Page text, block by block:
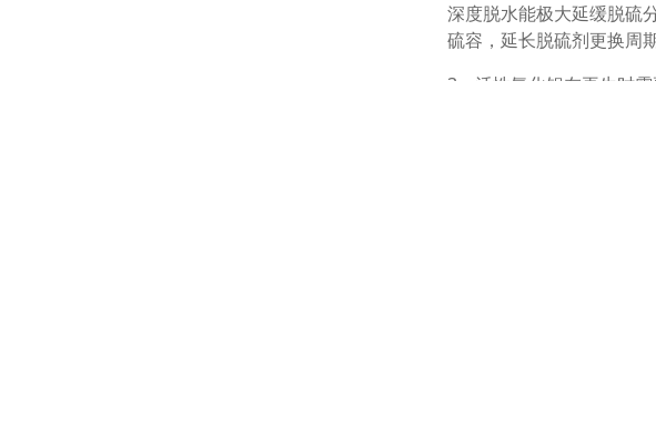
深度脱水能极大延缓脱硫
硫容，延长脱硫剂更换周
3、活性氧化铝在再生时